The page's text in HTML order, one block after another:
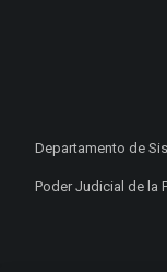
Departamento de
Poder Judicial de la